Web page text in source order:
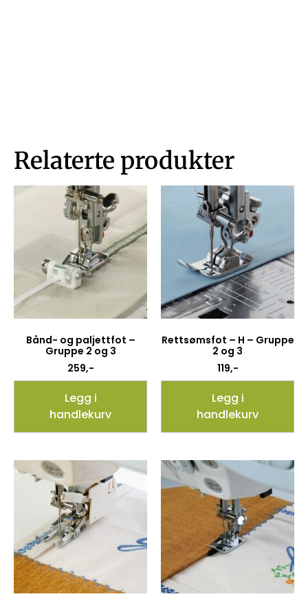
Relaterte produkter
Bånd- og paljettfot –
Gruppe 2 og 3
259,-
Legg i
handlekurv
Rettsømsfot – H – Gruppe
2 og 3
119,-
Legg i
handlekurv